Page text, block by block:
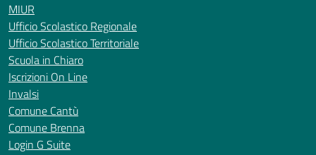
MIUR
Ufficio Scolastico Regionale
Ufficio Scolastico Territoriale
Scuola in Chiaro
Iscrizioni On Line
Invalsi
Comune Cantù
Comune Brenna
Login G Suite